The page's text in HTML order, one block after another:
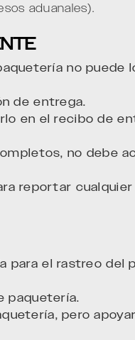
aduanales).
no puede
de entrega.
en el recibo de
no debe
reportar
para el rastreo del
paquetería.
pero